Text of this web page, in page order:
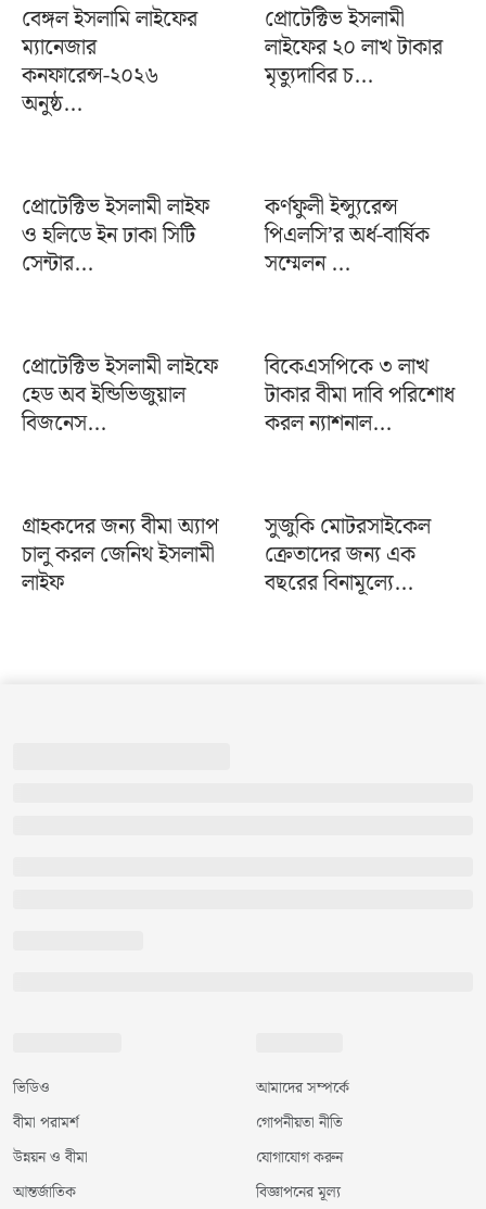
বেঙ্গল ইসলামি লাইফের
ম্যানেজার
কনফারেন্স-২০২৬
অনুষ্ঠ...
প্রোটেক্টিভ ইসলামী
লাইফের ২০ লাখ টাকার
মৃত্যুদাবির চ...
প্রোটেক্টিভ ইসলামী লাইফ
ও হলিডে ইন ঢাকা সিটি
সেন্টার...
কর্ণফুলী ইন্স্যুরেন্স
পিএলসি’র অর্ধ-বার্ষিক
সম্মেলন ...
প্রোটেক্টিভ ইসলামী লাইফে
হেড অব ইন্ডিভিজুয়াল
বিজনেস...
বিকেএসপিকে ৩ লাখ
টাকার বীমা দাবি পরিশোধ
করল ন্যাশনাল...
গ্রাহকদের জন্য বীমা অ্যাপ
চালু করল জেনিথ ইসলামী
লাইফ
সুজুকি মোটরসাইকেল
ক্রেতাদের জন্য এক
বছরের বিনামূল্যে...
ভিডিও
বীমা পরামর্শ
উন্নয়ন ও বীমা
আন্তর্জাতিক
আমাদের সম্পর্কে
গোপনীয়তা নীতি
যোগাযোগ করুন
বিজ্ঞাপনের মূল্য